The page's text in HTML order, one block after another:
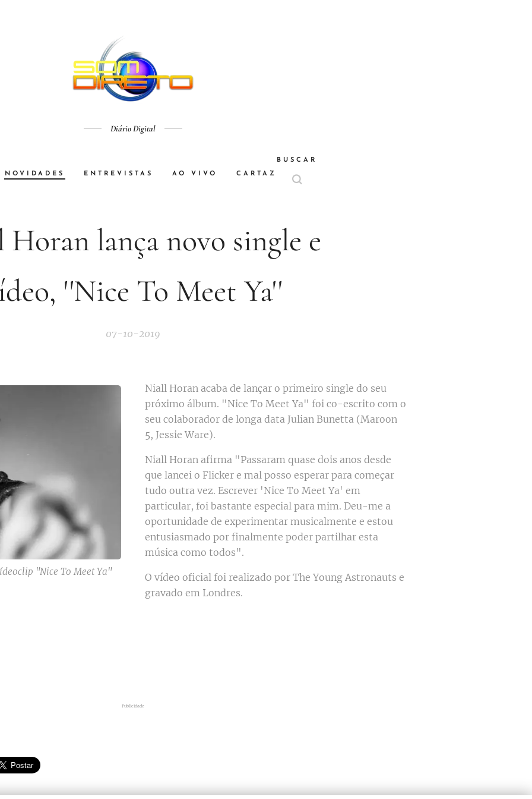
Diário Digital
NOVIDADES ENTREVISTAS AO VIVO CARTAZ
BUSCAR
lança novo single e
''Nice To Meet Ya''
07-10-2019
"Nice To Meet Ya"
Niall Horan acaba de lançar o primeiro single do seu
próximo álbum. "Nice To Meet Ya" foi co-escrito com o
seu colaborador de longa data Julian Bunetta (Maroon
5, Jessie Ware).
Niall Horan afirma "Passaram quase dois anos desde
que lancei o Flicker e mal posso esperar para começar
tudo outra vez. Escrever 'Nice To Meet Ya' em
particular, foi bastante especial para mim. Deu-me a
oportunidade de experimentar musicalmente e estou
entusiasmado por finalmente poder partilhar esta
música como todos".
O vídeo oficial foi realizado por The Young Astronauts e
gravado em Londres.
Publicidade